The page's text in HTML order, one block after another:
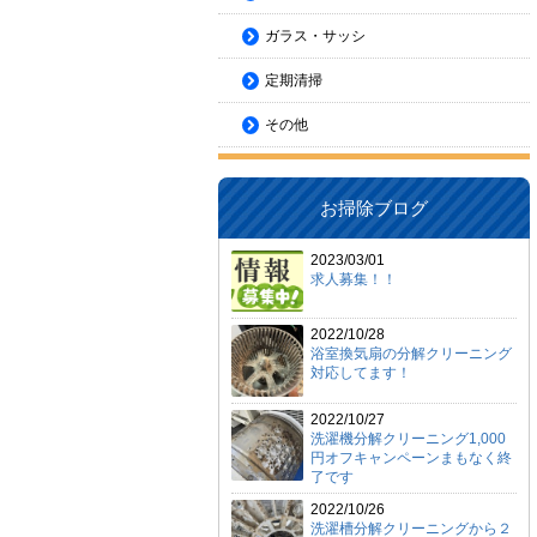
ガラス・サッシ
定期清掃
その他
お掃除ブログ
2023/03/01
求人募集！！
2022/10/28
浴室換気扇の分解クリーニング
対応してます！
2022/10/27
洗濯機分解クリーニング1,000
円オフキャンペーンまもなく終
了です
2022/10/26
洗濯槽分解クリーニングから２